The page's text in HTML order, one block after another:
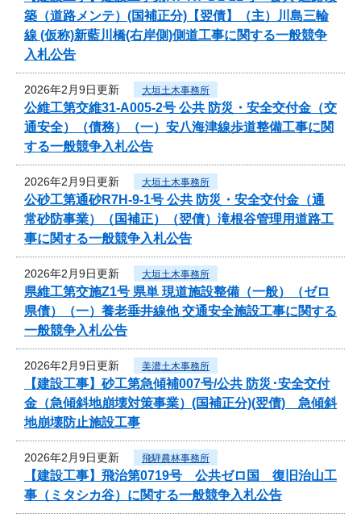
築（道路メンテ）(国補正分)【翌債】（主）川島三輪
線 (仮称)新藍川橋(右岸側)側道工事に関する一般競争
入札公告
2026年2月9日更新 大垣土木事務所
公維工第交維31-A005-2号 公共 防災・安全交付金（交
通安全）（債務）（一）安八海津線歩道整備工事に関
する一般競争入札公告
2026年2月9日更新 大垣土木事務所
公砂工第通砂R7H-9-1号 公共 防災・安全交付金（通
常砂防事業）（国補正）（翌債）滝根谷管理用道路工
事に関する一般競争入札公告
2026年2月9日更新 大垣土木事務所
県維工第交施Z1号 県単 現道施設整備（一般）（ゼロ
県債）（一）養老垂井線他 交通安全施設工事に関する
一般競争入札公告
2026年2月9日更新 美濃土木事務所
【建設工事】砂工第急傾補007号/公共 防災･安全交付
金（急傾斜地崩壊対策事業）(国補正分)(翌債) 急傾斜
地崩壊防止施設工事
2026年2月9日更新 飛騨農林事務所
【建設工事】飛治第0719号 公共ゼロ国 復旧治山工
事（ミタシカ谷）に関する一般競争入札公告